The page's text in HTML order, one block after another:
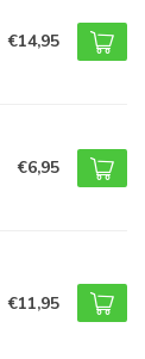
€14,95
€6,95
€11,95